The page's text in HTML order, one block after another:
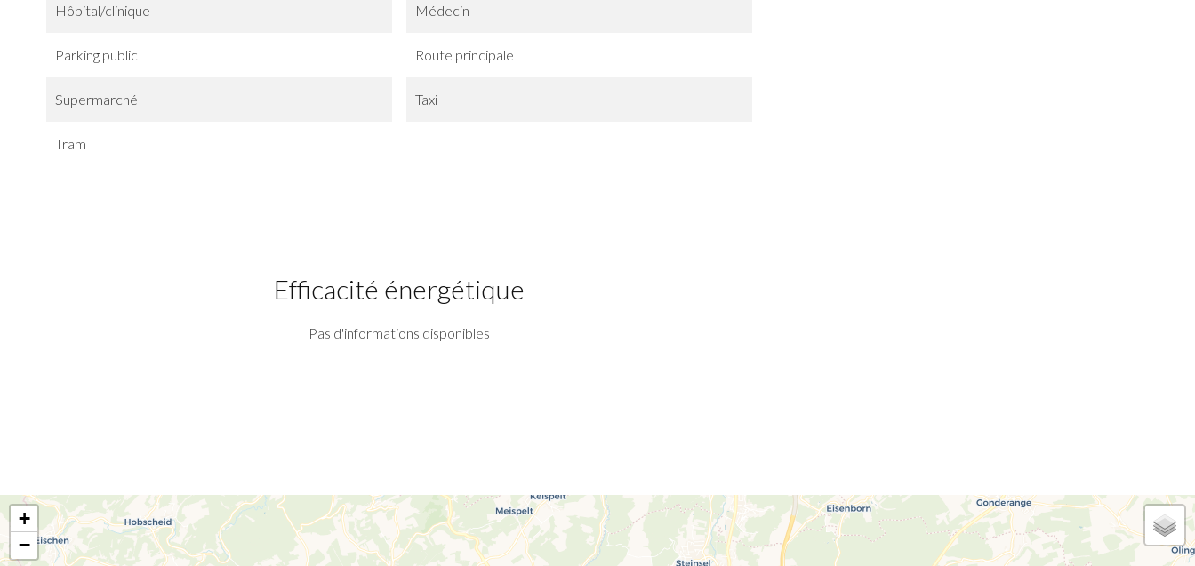
Hôpital/clinique Médecin
Parking public Route principale
Supermarché Taxi
Tram
Efficacité énergétique
Pas d'informations disponibles
+
−